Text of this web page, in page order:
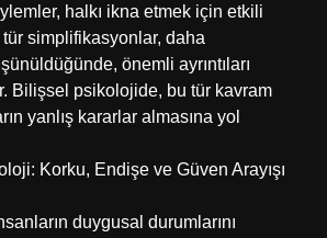
halkı ikna etmek için etkili
simplifikasyonlar, daha
önemli ayrıntıları
Bilişsel psikolojide, bu tür kavram
yanlış kararlar almasına yol
Korku, Endişe ve Güven Arayışı
duygusal durumlarını